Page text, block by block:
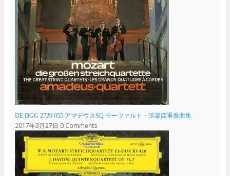
DE DGG 2720 055 アマデウスSQ モーツァルト・弦楽四重奏曲集
2017年3月27日 0 Comments